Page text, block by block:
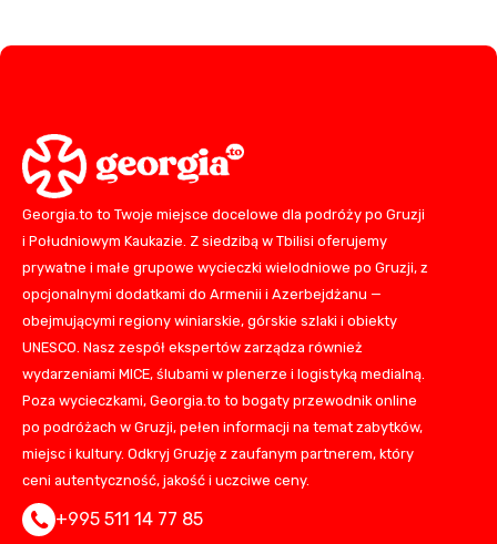
Georgia.to to Twoje miejsce docelowe dla podróży po Gruzji
i Południowym Kaukazie. Z siedzibą w Tbilisi oferujemy
prywatne i małe grupowe wycieczki wielodniowe po Gruzji, z
opcjonalnymi dodatkami do Armenii i Azerbejdżanu —
obejmującymi regiony winiarskie, górskie szlaki i obiekty
UNESCO. Nasz zespół ekspertów zarządza również
wydarzeniami MICE, ślubami w plenerze i logistyką medialną.
Poza wycieczkami, Georgia.to to bogaty przewodnik online
po podróżach w Gruzji, pełen informacji na temat zabytków,
miejsc i kultury. Odkryj Gruzję z zaufanym partnerem, który
ceni autentyczność, jakość i uczciwe ceny.
+995 511 14 77 85